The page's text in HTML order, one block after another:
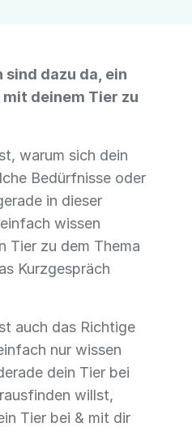
sind dazu da, ein
deinem Tier zu
warum sich dein
Bedürfnisse oder
in dieser
wissen
Tier zu dem Thema
Kurzgespräch
auch das Richtige
nur wissen
dein Tier bei
willst,
Tier bei & mit dir